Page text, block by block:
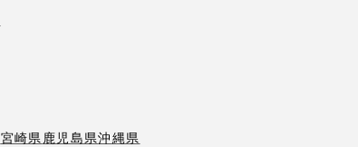
宮崎県鹿児島県沖縄県